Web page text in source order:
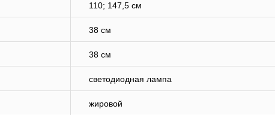
110; 147,5 см
38 см
38 см
светодиодная лампа
жировой